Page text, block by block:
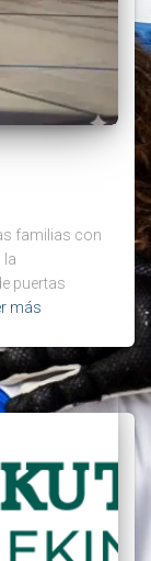
familias con
la
puertas
más